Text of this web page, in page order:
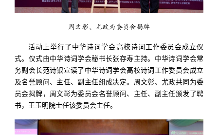
周文彰、尤政为委员会揭牌
活动上举行了中华诗词学会高校诗词工作委员会成立仪
式。仪式由中华诗词学会秘书长张存寿主持。中华诗词学会常
务副会长范诗银宣读了中华诗词学会高校诗词工作委员会成立
及名誉顾问、主任、副主任组成决定。周文彰、尤政共同为委
员会揭牌，周文彰为委员会名誉顾问、主任、副主任颁发了聘
书，王玉明院士任该委员会主任。